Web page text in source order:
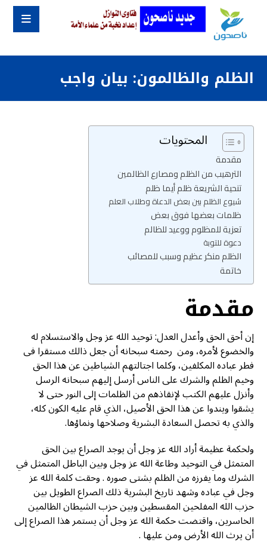
الظلم والظالمون: بيان واجب
المحتويات
مقدمة
الترهيب من الظلم ومصارع الظالمين
تنحية الشريعة ظلم أيما ظلم
شيوع الظلم بين بعض الدعاة وطلاب العلم
ظلمات بعضها فوق بعض
تعزية للمظلوم ووعيد للظالم
دعوة للتوبة
الظلم منكر عظيم وسبب للمصائب
خاتمة
مقدمة
إن أحق الحق وأعدل العدل: توحيد الله عز وجل والاستسلام له
والخضوع لأمره، ومن رحمته سبحانه أن جعل ذالك مستقرا فى
فطر عباده المكلفين، وكلما اجتالتهم الشياطين عن هذا الحق
وخيم الظلم والشرك على الناس أرسل إليهم سبحانه الرسل
وأنزل عليهم الكتب لإنقاذهم من الظلمات إلى النور حتى لا
يشقوا ويندوا عن هذا الحق الأصيل، الذي قام عليه الكون كله،
والذي به تحصل السعادة البشرية وصلاحها ونماؤها.
ولحكمة عظيمة أراد الله عز وجل أن يوجد الصراع بين الحق
المتمثل في التوحيد وطاعة الله عز وجل وبين الباطل المتمثل في
الشرك وما يفرزه من الظلم بشتى صوره . وحقت كلمة الله عز
وجل في عباده وشهد تاريخ البشرية ذلك الصراع الطويل بين
حزب الله المفلحين المقسطين وبين حزب الشيطان الظالمين
الخاسرين، واقتضت حكمة الله عز وجل أن يستمر هذا الصراع إلى
أن يرث الله الأرض ومن عليها .